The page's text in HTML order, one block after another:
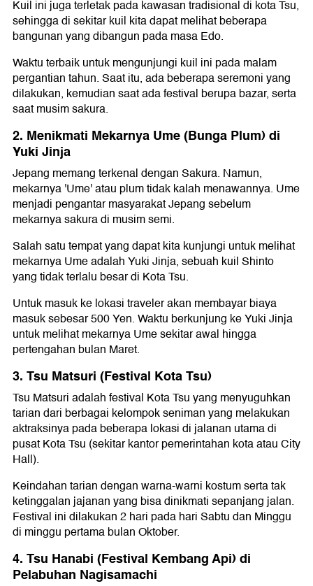
Kuil ini juga terletak pada kawasan tradisional di kota Tsu,
sehingga di sekitar kuil kita dapat melihat beberapa
bangunan yang dibangun pada masa Edo.
Waktu terbaik untuk mengunjungi kuil ini pada malam
pergantian tahun. Saat itu, ada beberapa seremoni yang
dilakukan, kemudian saat ada festival berupa bazar, serta
saat musim sakura.
2. Menikmati Mekarnya Ume (Bunga Plum) di
Yuki Jinja
Jepang memang terkenal dengan Sakura. Namun,
mekarnya 'Ume' atau plum tidak kalah menawannya. Ume
menjadi pengantar masyarakat Jepang sebelum
mekarnya sakura di musim semi.
Salah satu tempat yang dapat kita kunjungi untuk melihat
mekarnya Ume adalah Yuki Jinja, sebuah kuil Shinto
yang tidak terlalu besar di Kota Tsu.
Untuk masuk ke lokasi traveler akan membayar biaya
masuk sebesar 500 Yen. Waktu berkunjung ke Yuki Jinja
untuk melihat mekarnya Ume sekitar awal hingga
pertengahan bulan Maret.
3. Tsu Matsuri (Festival Kota Tsu)
Tsu Matsuri adalah festival Kota Tsu yang menyuguhkan
tarian dari berbagai kelompok seniman yang melakukan
aktraksinya pada beberapa lokasi di jalanan utama di
pusat Kota Tsu (sekitar kantor pemerintahan kota atau City
Hall).
Keindahan tarian dengan warna-warni kostum serta tak
ketinggalan jajanan yang bisa dinikmati sepanjang jalan.
Festival ini dilakukan 2 hari pada hari Sabtu dan Minggu
di minggu pertama bulan Oktober.
4. Tsu Hanabi (Festival Kembang Api) di
Pelabuhan Nagisamachi